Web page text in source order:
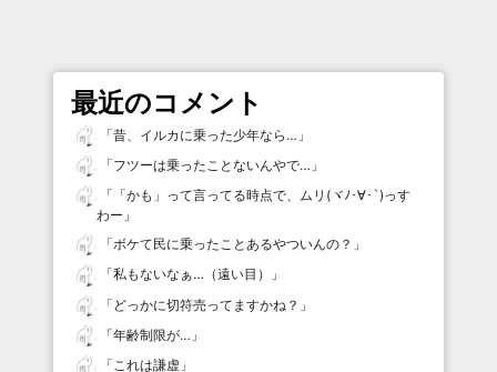
最近のコメント
「昔、イルカに乗った少年なら… 」
「フツーは乗ったことないんやで… 」
「 「かも」って言ってる時点で、ムリ(ヾﾉ･∀･`)っす
わー 」
「ボケて民に乗ったことあるやついんの？ 」
「私もないなぁ…（遠い目）
」
「 どっかに切符売ってますかね？ 」
「年齢制限が… 」
「 これは謙虚 」